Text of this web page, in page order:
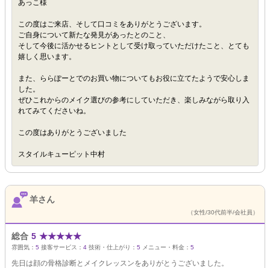
あっこ様
この度はご来店、そして口コミをありがとうございます。
ご自身について新たな発見があったとのこと、
そして今後に活かせるヒントとして受け取っていただけたこと、とても
嬉しく思います。
また、ららぽーとでのお買い物についてもお役に立てたようで安心しま
した。
ぜひこれからのメイク選びの参考にしていただき、楽しみながら取り入
れてみてくださいね。
この度はありがとうございました
スタイルキューピット中村
羊さん
（女性/30代前半/会社員）
総合 5 ★★★★★
雰囲気： 5 接客サービス： 4 技術・仕上がり： 5 メニュー・料金： 5
先日は顔の骨格診断とメイクレッスンをありがとうございました。